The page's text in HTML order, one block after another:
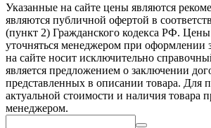
Указанные на сайте цены являются
являются публичной офертой в
(пункт 2) Гражданского кодекса РФ. Цены
уточняться менеджером при оформлении
на сайте носит исключительно
является предложением о заключении
представленных в описании товара. Для
актуальной стоимости и наличия товара
менеджером.